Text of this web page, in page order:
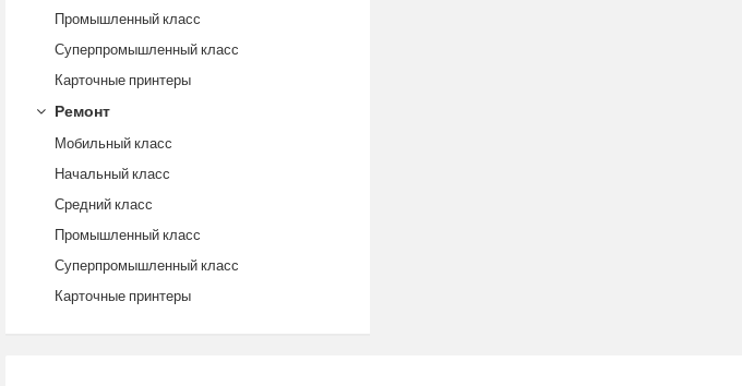
Промышленный класс
Суперпромышленный класс
Карточные принтеры
Ремонт
Мобильный класс
Начальный класс
Средний класс
Промышленный класс
Суперпромышленный класс
Карточные принтеры